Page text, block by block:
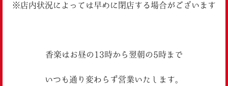
※店内状況によっては早めに閉店する場合がございます
香楽はお昼の13時から翌朝の5時まで
いつも通り変わらず営業いたします。